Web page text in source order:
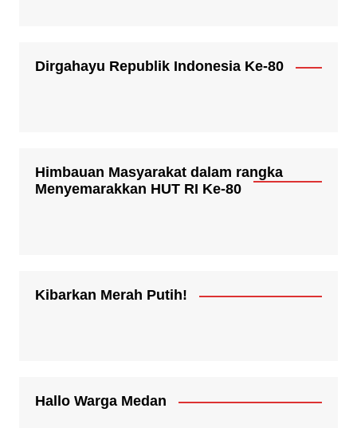
Dirgahayu Republik Indonesia Ke-80
Himbauan Masyarakat dalam rangka
Menyemarakkan HUT RI Ke-80
Kibarkan Merah Putih!
Hallo Warga Medan